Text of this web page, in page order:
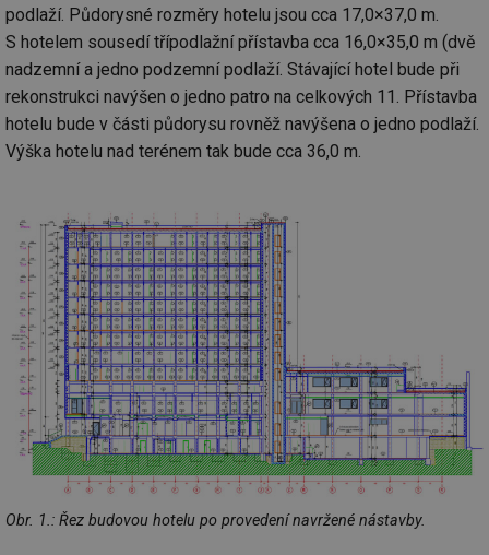
podlaží. Půdorysné rozměry hotelu jsou cca 17,0×37,0 m.
S hotelem sousedí třípodlažní přístavba cca 16,0×35,0 m (dvě
nadzemní a jedno podzemní podlaží. Stávající hotel bude při
rekonstrukci navýšen o jedno patro na celkových 11. Přístavba
hotelu bude v části půdorysu rovněž navýšena o jedno podlaží.
Výška hotelu nad terénem tak bude cca 36,0 m.
Obr. 1.: Řez budovou hotelu po provedení navržené nástavby.